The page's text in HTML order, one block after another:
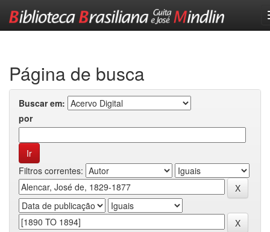
Página de busca
Buscar em:
por
Filtros correntes: